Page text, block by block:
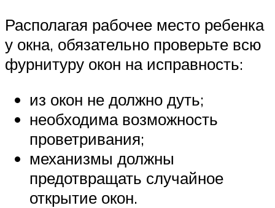
Располагая рабочее место ребенка
у окна, обязательно проверьте всю
фурнитуру окон на исправность:
из окон не должно дуть;
необходима возможность
проветривания;
механизмы должны
предотвращать случайное
открытие окон.